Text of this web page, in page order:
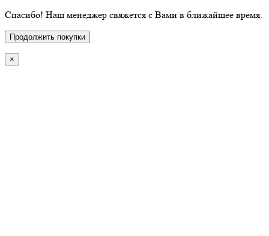
Спасибо! Наш менеджер свяжется с Вами в ближайшее время.
Продолжить покупки
×